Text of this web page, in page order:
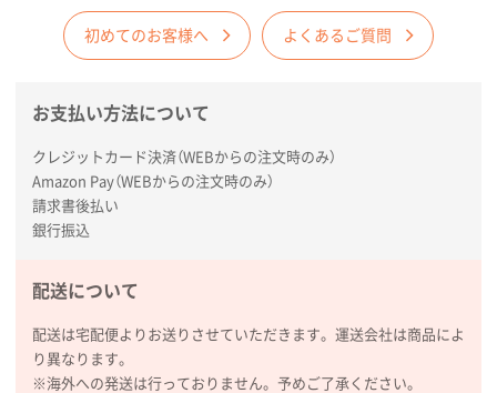
初めてのお客様へ よくあるご質問
お支払い方法について
クレジットカード決済（WEBからの注文時のみ）
Amazon Pay（WEBからの注文時のみ）
請求書後払い
銀行振込
配送について
配送は宅配便よりお送りさせていただきます。運送会社は商品によ
り異なります。
※海外への発送は行っておりません。予めご了承ください。